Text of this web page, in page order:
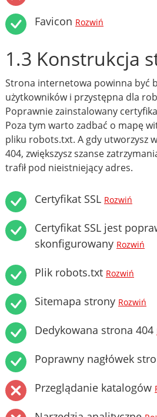
Favicon Rozwiń
1.3 Konstrukcja
Strona internetowa powinna być
użytkowników i przystępna dla
Poprawnie zainstalowany
Poza tym warto zadbać o mapę
pliku robots.txt. A gdy utworzysz
404, zwiększysz szanse
trafił pod nieistniejący adres.
Certyfikat SSL Rozwiń
Certyfikat SSL jest
skonfigurowany Rozwiń
Plik robots.txt Rozwiń
Sitemapa strony Rozwiń
Dedykowana strona 404
Poprawny nagłówek
Przeglądanie katalogów